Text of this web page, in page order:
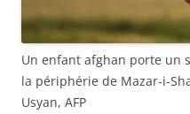
Un enfant afghan porte un
la périphérie de Mazar-i-
Usyan, AFP